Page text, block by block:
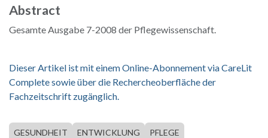
Abstract
Gesamte Ausgabe 7-2008 der Pflegewissenschaft.
Dieser Artikel ist mit einem Online-Abonnement via CareLit
Complete sowie über die Rechercheoberfläche der
Fachzeitschrift zugänglich.
GESUNDHEIT ENTWICKLUNG
PFLEGE